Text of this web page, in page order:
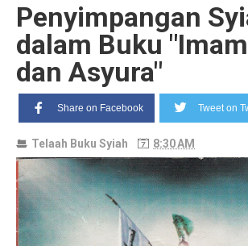
Penyimpangan
dalam Buku
dan Asyura"
Share on Facebook Tweet on
Telaah Buku Syiah 8:30 AM